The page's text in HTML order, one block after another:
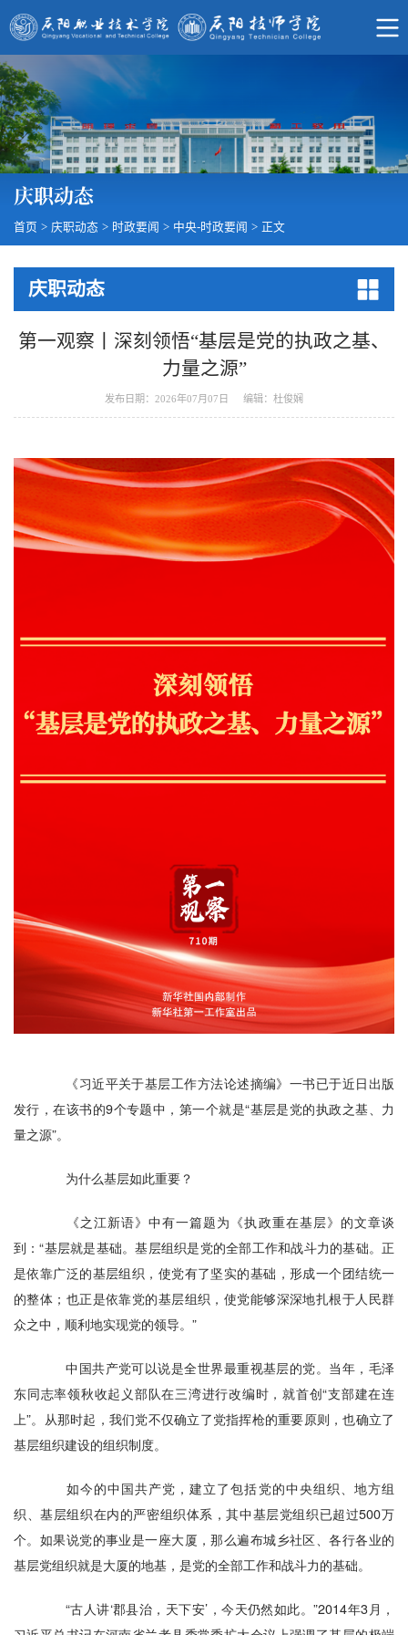
庆职动态
首页 > 庆职动态 > 时政要闻 > 中央-时政要闻 > 正文
庆职动态
第一观察丨深刻领悟“基层是党的执政之基、
力量之源”
发布日期：2026年07月07日 编辑：杜俊娴
《习近平关于基层工作方法论述摘编》一书已于近日出版
发行，在该书的9个专题中，第一个就是“基层是党的执政之基、力
量之源”。
为什么基层如此重要？
《之江新语》中有一篇题为《执政重在基层》的文章谈
到：“基层就是基础。基层组织是党的全部工作和战斗力的基础。正
是依靠广泛的基层组织，使党有了坚实的基础，形成一个团结统一
的整体；也正是依靠党的基层组织，使党能够深深地扎根于人民群
众之中，顺利地实现党的领导。”
中国共产党可以说是全世界最重视基层的党。当年，毛泽
东同志率领秋收起义部队在三湾进行改编时，就首创“支部建在连
上”。从那时起，我们党不仅确立了党指挥枪的重要原则，也确立了
基层组织建设的组织制度。
如今的中国共产党，建立了包括党的中央组织、地方组
织、基层组织在内的严密组织体系，其中基层党组织已超过500万
个。如果说党的事业是一座大厦，那么遍布城乡社区、各行各业的
基层党组织就是大厦的地基，是党的全部工作和战斗力的基础。
“古人讲‘郡县治，天下安’，今天仍然如此。”2014年3月，